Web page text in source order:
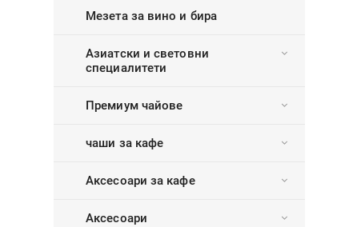
Мезета за вино и бира
Азиатски и световни
специалитети
Премиум чайове
чаши за кафе
Аксесоари за кафе
Аксесоари